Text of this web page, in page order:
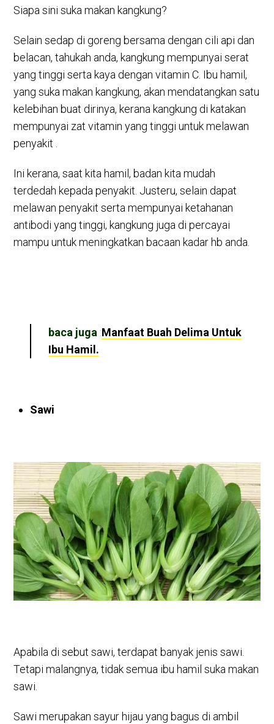
Siapa sini suka makan kangkung?
Selain sedap di goreng bersama dengan cili api dan
belacan, tahukah anda, kangkung mempunyai serat
yang tinggi serta kaya dengan vitamin C. Ibu hamil,
yang suka makan kangkung, akan mendatangkan satu
kelebihan buat dirinya, kerana kangkung di katakan
mempunyai zat vitamin yang tinggi untuk melawan
penyakit .
Ini kerana, saat kita hamil, badan kita mudah
terdedah kepada penyakit. Justeru, selain dapat
melawan penyakit serta mempunyai ketahanan
antibodi yang tinggi, kangkung juga di percayai
mampu untuk meningkatkan bacaan kadar hb anda.
baca juga :Manfaat Buah Delima Untuk
Ibu Hamil.
Sawi
Apabila di sebut sawi, terdapat banyak jenis sawi.
Tetapi malangnya, tidak semua ibu hamil suka makan
sawi.
Sawi merupakan sayur hijau yang bagus di ambil